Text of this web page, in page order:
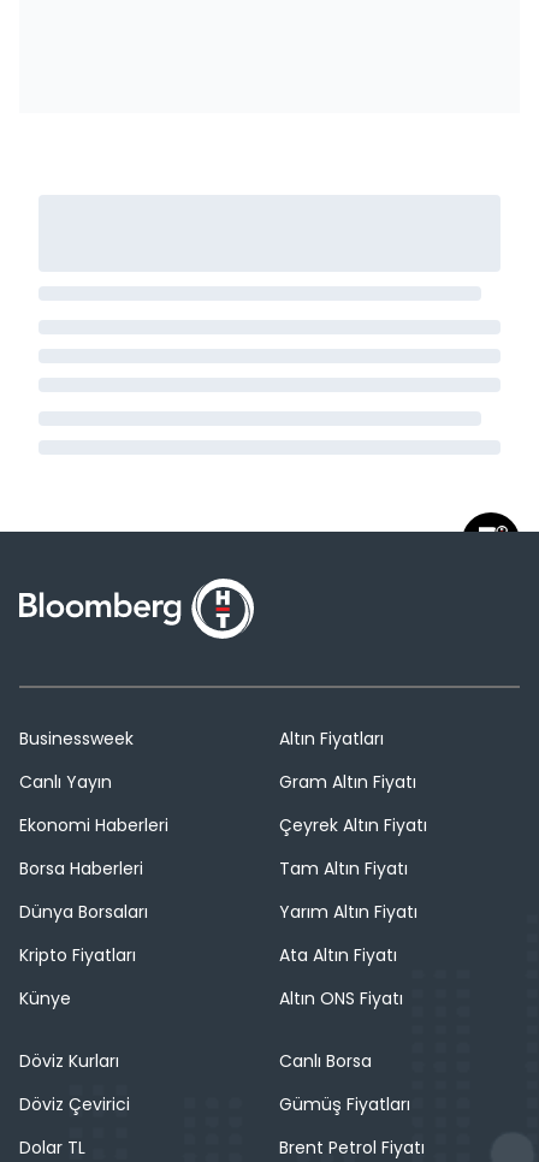
Businessweek
Canlı Yayın
Ekonomi Haberleri
Borsa Haberleri
Dünya Borsaları
Kripto Fiyatları
Künye
Altın Fiyatları
Gram Altın Fiyatı
Çeyrek Altın Fiyatı
Tam Altın Fiyatı
Yarım Altın Fiyatı
Ata Altın Fiyatı
Altın ONS Fiyatı
Döviz Kurları
Döviz Çevirici
Dolar TL
Canlı Borsa
Gümüş Fiyatları
Brent Petrol Fiyatı